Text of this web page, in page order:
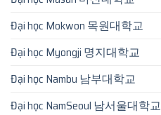
Đại học Mokwon 목원대학교
Đại học Myongji 명지대학교
Đại học Nambu 남부대학교
Đại học NamSeoul 남서울대학교